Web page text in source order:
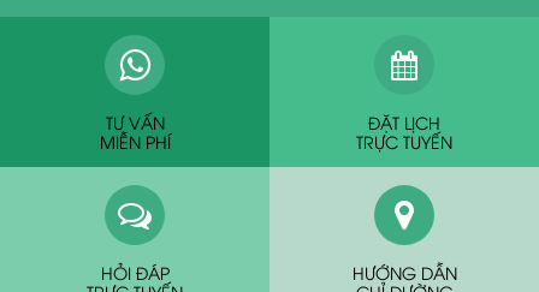
TƯ VẤN
MIỄN PHÍ
ĐẶT LỊCH
TRỰC TUYẾN
HỎI ĐÁP
HƯỚNG DẪN